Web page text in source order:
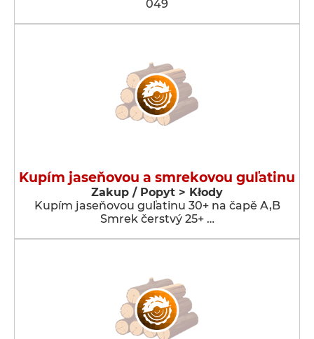
049
Kupím jaseňovou a smrekovou guľatinu
Zakup / Popyt > Kłody
Kupím jaseňovou guľatinu 30+ na čapě A,B
Smrek čerstvý 25+ …